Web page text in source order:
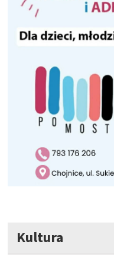
Kultura